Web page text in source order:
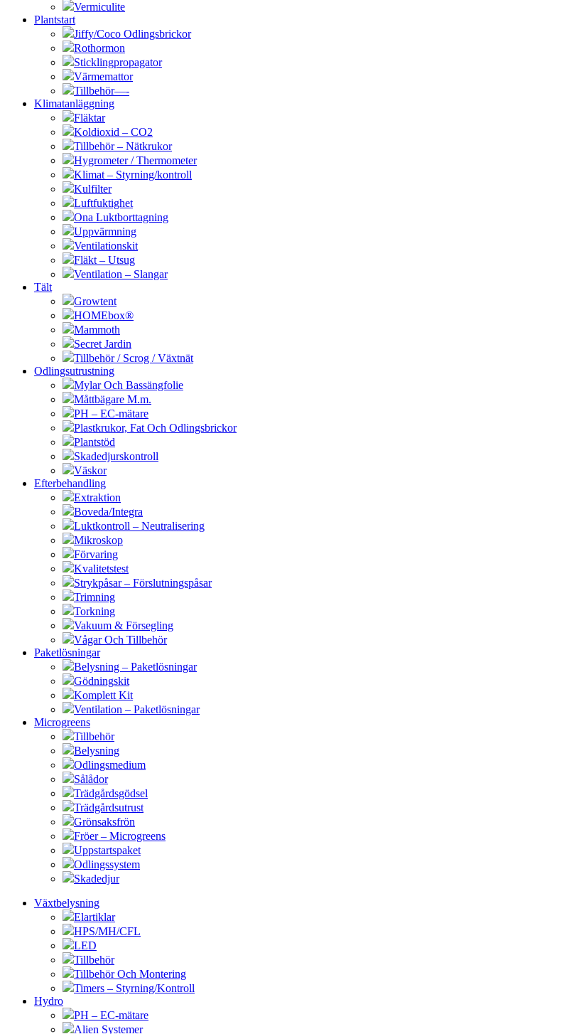
Vermiculite
Plantstart
Jiffy/Coco Odlingsbrickor
Rothormon
Sticklingpropagator
Värmemattor
Tillbehör—-
Klimatanläggning
Fläktar
Koldioxid – CO2
Tillbehör – Nätkrukor
Hygrometer / Thermometer
Klimat – Styrning/kontroll
Kulfilter
Luftfuktighet
Ona Luktborttagning
Uppvärmning
Ventilationskit
Fläkt – Utsug
Ventilation – Slangar
Tält
Growtent
HOMEbox®
Mammoth
Secret Jardin
Tillbehör / Scrog / Växtnät
Odlingsutrustning
Mylar Och Bassängfolie
Måttbägare M.m.
PH – EC-mätare
Plastkrukor, Fat Och Odlingsbrickor
Plantstöd
Skadedjurskontroll
Väskor
Efterbehandling
Extraktion
Boveda/Integra
Luktkontroll – Neutralisering
Mikroskop
Förvaring
Kvalitetstest
Strykpåsar – Förslutningspåsar
Trimning
Torkning
Vakuum & Försegling
Vågar Och Tillbehör
Paketlösningar
Belysning – Paketlösningar
Gödningskit
Komplett Kit
Ventilation – Paketlösningar
Microgreens
Tillbehör
Belysning
Odlingsmedium
Sålådor
Trädgårdsgödsel
Trädgårdsutrust
Grönsaksfrön
Fröer – Microgreens
Uppstartspaket
Odlingssystem
Skadedjur
Växtbelysning
Elartiklar
HPS/MH/CFL
LED
Tillbehör
Tillbehör Och Montering
Timers – Styrning/Kontroll
Hydro
PH – EC-mätare
Alien Systemer